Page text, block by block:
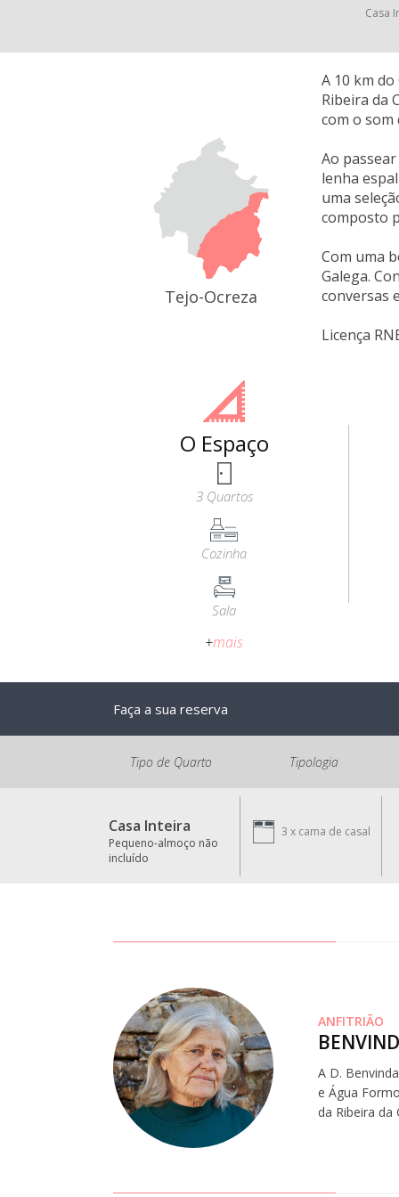
Casa
Tejo-Ocreza
A 10 km
Ribeira da
com o
Ao
lenha
uma
composto
Com uma
Galega.
conversas
Licença
O Espaço
3 Quartos
Cozinha
Sala
+mais
Faça a sua reserva
Tipo de Quarto Tipologia
Casa Inteira
Pequeno-almoço não
incluído
3 x cama de casal
ANFITRIÃO
A D.
e Água
da Ribeira da